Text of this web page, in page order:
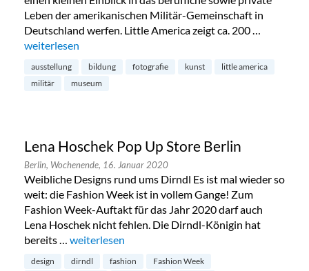
Leben der amerikanischen Militär-Gemeinschaft in
Deutschland werfen. Little America zeigt ca. 200 …
„Little America im Alliierten Museum in Dahlem“
weiterlesen
ausstellung bildung fotografie kunst
little america
militär
museum
Lena Hoschek Pop Up Store Berlin
Berlin, Wochenende, 16. Januar 2020
Weibliche Designs rund ums Dirndl Es ist mal wieder so
weit: die Fashion Week ist in vollem Gange! Zum
Fashion Week-Auftakt für das Jahr 2020 darf auch
Lena Hoschek nicht fehlen. Die Dirndl-Königin hat
bereits … „Lena Hoschek Pop Up Store Berlin“
weiterlesen
design dirndl fashion
Fashion Week